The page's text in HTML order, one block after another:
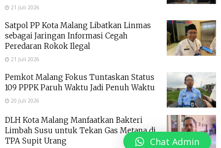
21 Juli 2026
Satpol PP Kota Malang Libatkan Linmas
sebagai Jaringan Informasi Cegah
Peredaran Rokok Ilegal
21 Juli 2026
Pemkot Malang Fokus Tuntaskan Status
109 PPPK Paruh Waktu Jadi Penuh Waktu
20 Juli 2026
DLH Kota Malang Manfaatkan Bakteri
Limbah Susu untuk Tekan Gas Metana di
TPA Supit Urang
Chat Admin